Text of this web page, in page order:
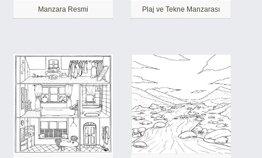
Manzara Resmi Plaj ve Tekne Manzarası